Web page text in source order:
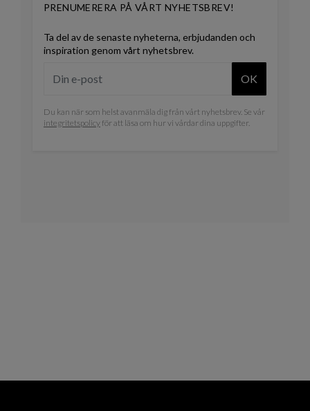
PRENUMERERA PÅ VÅRT NYHETSBREV!
Ta del av de senaste nyheterna, erbjudanden och
inspiration genom vårt nyhetsbrev.
OK
Du kan när som helst avanmäla dig från vårt nyhetsbrev. Se vår
integritetspolicyför att läsa om hur vi vårdar dina uppgifter.